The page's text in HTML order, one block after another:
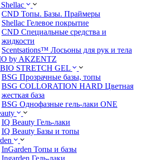
CND Топы. Базы. Праймеры
Shellac Гелевое покрытие
CND Специальные средства и
жидкости
Scentsations™ Лосьоны для рук и тела
by AKZENTZ
STRETCH GEL
BSG Прозрачные базы, топы
BSG COLLORATION HARD Цветная
жесткая база
BSG Однофазные гель-лаки ONE
IQ Beauty Гель-лаки
IQ Beauty Базы и топы
InGarden Топы и базы
Ingarden Гель-лаки